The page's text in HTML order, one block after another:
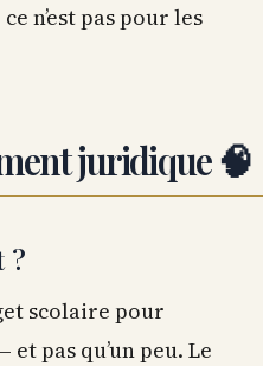
n’est pas pour les
juridique 🧠
?
scolaire pour
pas qu’un peu. Le